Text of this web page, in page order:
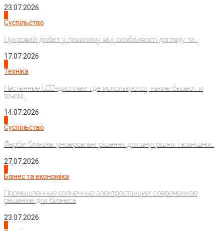
23.07.2026
Суспільство
Цукровий діабет у похилому віці: особливості догляду та...
17.07.2026
Техніка
Настенные LCD-дисплеи: где используются, какие бывают и
зачем...
14.07.2026
Суспільство
Фарби Sniezka: універсальні рішення для внутрішніх і зовнішніх...
27.07.2026
Бізнес та економіка
Промышленные солнечные электростанции: современное
решение для бизнеса
23.07.2026